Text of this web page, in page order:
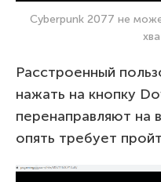
Cyberpunk 2077 не
Расстроенный
нажать на кнопку
перенаправляют на
опять требует